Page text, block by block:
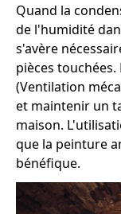
Quand la
de l'humidité
s'avère
pièces
(Ventilation
et maintenir un
maison.
que la peinture
bénéfique.